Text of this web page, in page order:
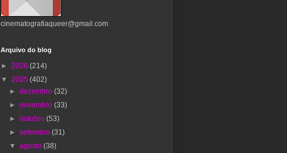
cinematografiaqueer@gmail.com
Arquivo do blog
► 2026 (214)
▼ 2025 (402)
►dezembro(32)
►novembro(33)
►outubro(53)
►setembro(31)
▼agosto(38)